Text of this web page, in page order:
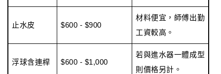
止水皮 $600 - $900
材料便宜，師傅出勤
工資較高。
浮球含連桿 $600 - $1,000
若與進水器一體成型
則價格另計。